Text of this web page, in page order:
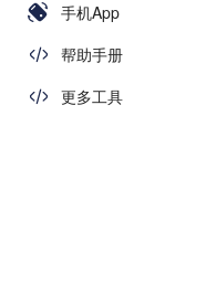
手机App
帮助手册
更多工具